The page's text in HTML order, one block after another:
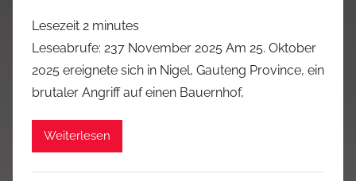
Lesezeit 2 minutes
Leseabrufe: 237 November 2025 Am 25. Oktober
2025 ereignete sich in Nigel, Gauteng Province, ein
brutaler Angriff auf einen Bauernhof,
Weiterlesen